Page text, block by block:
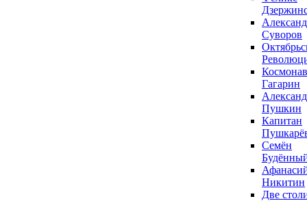
Суворов
Гагарин
Пушкин
Капитан
Семён
Никитин
Две